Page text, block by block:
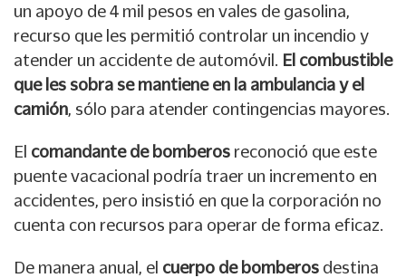
un apoyo de 4 mil pesos en vales de gasolina,
recurso que les permitió controlar un incendio y
atender un accidente de automóvil. El combustible
que les sobra se mantiene en la ambulancia y el
camión , sólo para atender contingencias mayores.
El comandante de bomberos reconoció que este
puente vacacional podría traer un incremento en
accidentes, pero insistió en que la corporación no
cuenta con recursos para operar de forma eficaz.
De manera anual, el cuerpo de bomberos destina